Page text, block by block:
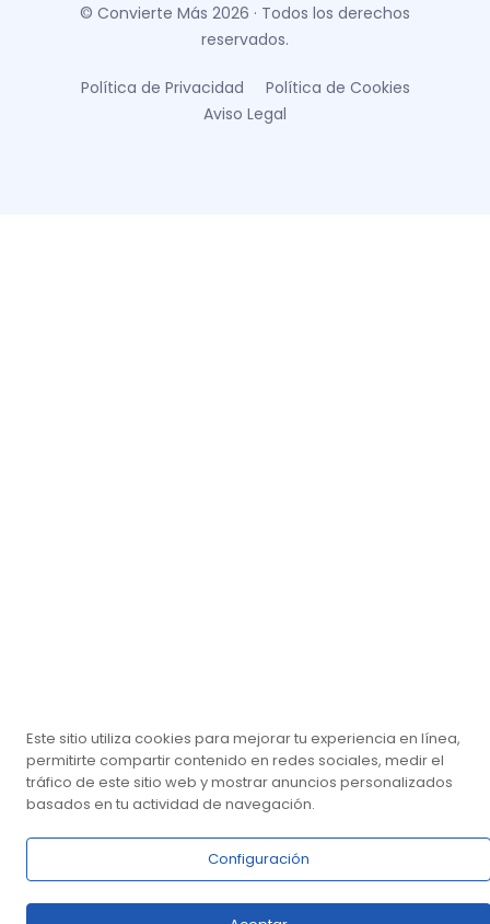
© Convierte Más 2026 · Todos los derechos
reservados.
Política de Privacidad
Política de Cookies
Aviso Legal
Este sitio utiliza cookies para mejorar tu experiencia en línea,
permitirte compartir contenido en redes sociales, medir el
tráfico de este sitio web y mostrar anuncios personalizados
basados en tu actividad de navegación.
Configuración